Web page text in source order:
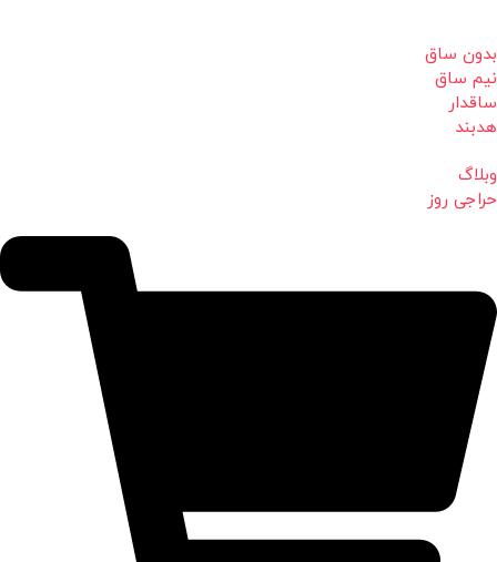
بدون ساق
نیم ساق
ساقدار
هدبند
وبلاگ
حراجی روز